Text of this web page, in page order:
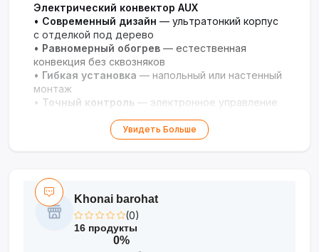
Электрический конвектор AUX
• Современный дизайн — ультратонкий корпус
с отделкой под дерево
• Равномерный обогрев — естественная
конвекция без сквозняков
• Гибкая установка — напольный или настенный
монтаж
• Точный контроль — электронное управление
Безопасность
— защита от перегрева и
влагозащитный корпус
Увидеть Больше
Khonai barohat
(0)
16 продукты
0%